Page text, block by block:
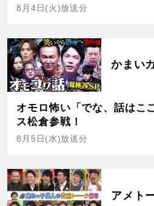
8月4日(火)放送分
かまい
オモロ怖い「でな、話はこ
ス松倉参戦！
8月5日(水)放送分
アメト